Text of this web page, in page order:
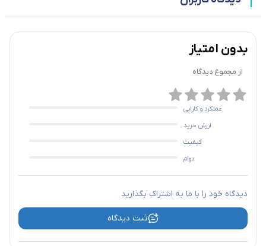
بدون امتیاز
از مجموع دیدگاه
عملکرد و کارایی
ارزش خرید
کیفیت
دوام
دیدگاه خود را با ما به اشتراک بگذارید
ثبت دیدگاه